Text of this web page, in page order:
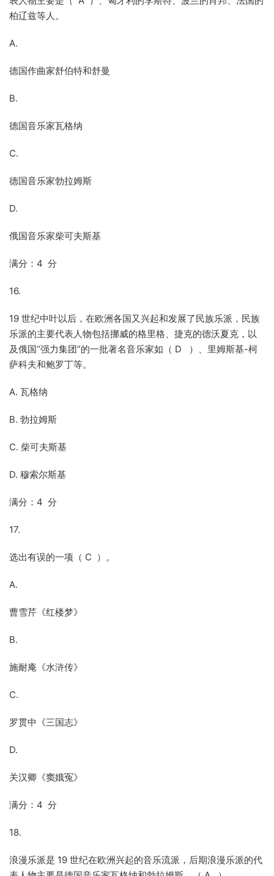
柏辽兹等人。
A.
德国作曲家舒伯特和舒曼
B.
德国音乐家瓦格纳
C.
德国音乐家勃拉姆斯
D.
俄国音乐家柴可夫斯基
满分：4 分
16.
19 世纪中叶以后，在欧洲各国又兴起和发展了民族乐派，民族
乐派的主要代表人物包括挪威的格里格、捷克的德沃夏克，以
及俄国“强力集团”的一批著名音乐家如（ D ）、里姆斯基-柯
萨科夫和鲍罗丁等。
A. 瓦格纳
B. 勃拉姆斯
C. 柴可夫斯基
D. 穆索尔斯基
满分：4 分
17.
选出有误的一项（ C ）。
A.
曹雪芹《红楼梦》
B.
施耐庵《水浒传》
C.
罗贯中《三国志》
D.
关汉卿《窦娥冤》
满分：4 分
18.
浪漫乐派是 19 世纪在欧洲兴起的音乐流派，后期浪漫乐派的代